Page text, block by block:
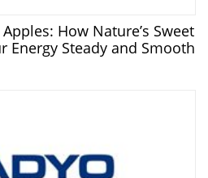
How Nature’s Sweet
Energy Steady and Smooth